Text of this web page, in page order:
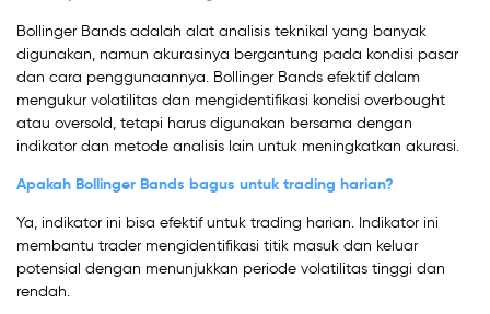
Bollinger Bands adalah alat analisis teknikal yang banyak
digunakan, namun akurasinya bergantung pada kondisi pasar
dan cara penggunaannya. Bollinger Bands efektif dalam
mengukur volatilitas dan mengidentifikasi kondisi overbought
atau oversold, tetapi harus digunakan bersama dengan
indikator dan metode analisis lain untuk meningkatkan akurasi.
Apakah Bollinger Bands bagus untuk trading harian?
Ya, indikator ini bisa efektif untuk trading harian. Indikator ini
membantu trader mengidentifikasi titik masuk dan keluar
potensial dengan menunjukkan periode volatilitas tinggi dan
rendah.